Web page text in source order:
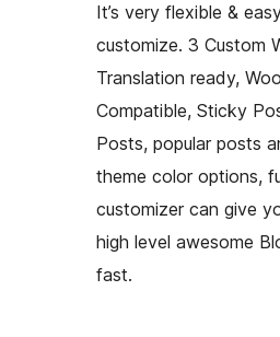
It’s very flexible &
customize. 3 Custom
Translation ready,
Compatible, Sticky
Posts, popular posts
theme color options,
customizer can give
high level awesome
fast.